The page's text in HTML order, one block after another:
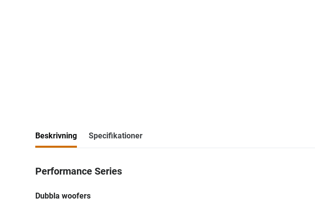
Beskrivning Specifikationer
Performance Series
Dubbla woofers